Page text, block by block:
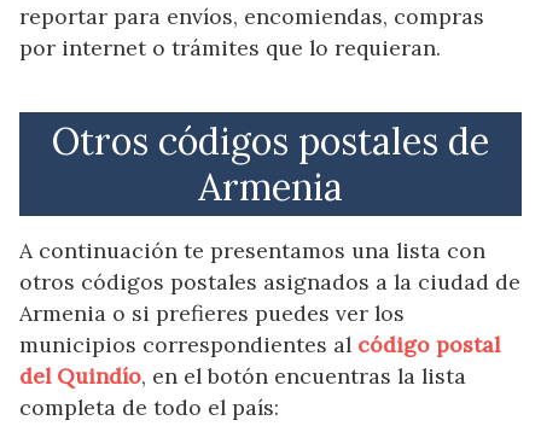
reportar para envíos, encomiendas, compras
por internet o trámites que lo requieran.
Otros códigos postales de
Armenia
A continuación te presentamos una lista con
otros códigos postales asignados a la ciudad de
Armenia o si prefieres puedes ver los
municipios correspondientes al código postal
del Quindío, en el botón encuentras la lista
completa de todo el país: